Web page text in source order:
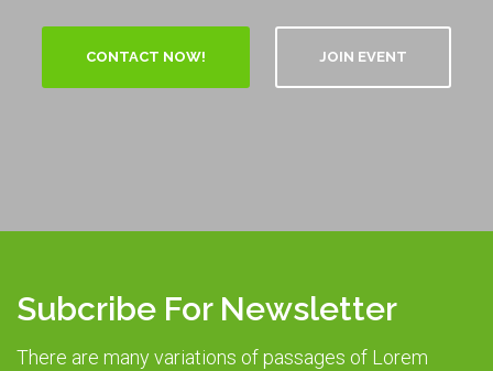
CONTACT NOW! JOIN EVENT
Subcribe For Newsletter
There are many variations of passages of Lorem